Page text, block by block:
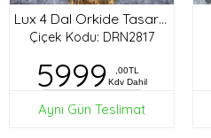
Lux 4 Dal Orkide Tasarım
Çiçek Kodu: DRN2817
5999
,00TL
Kdv Dahil
Aynı Gün Teslimat